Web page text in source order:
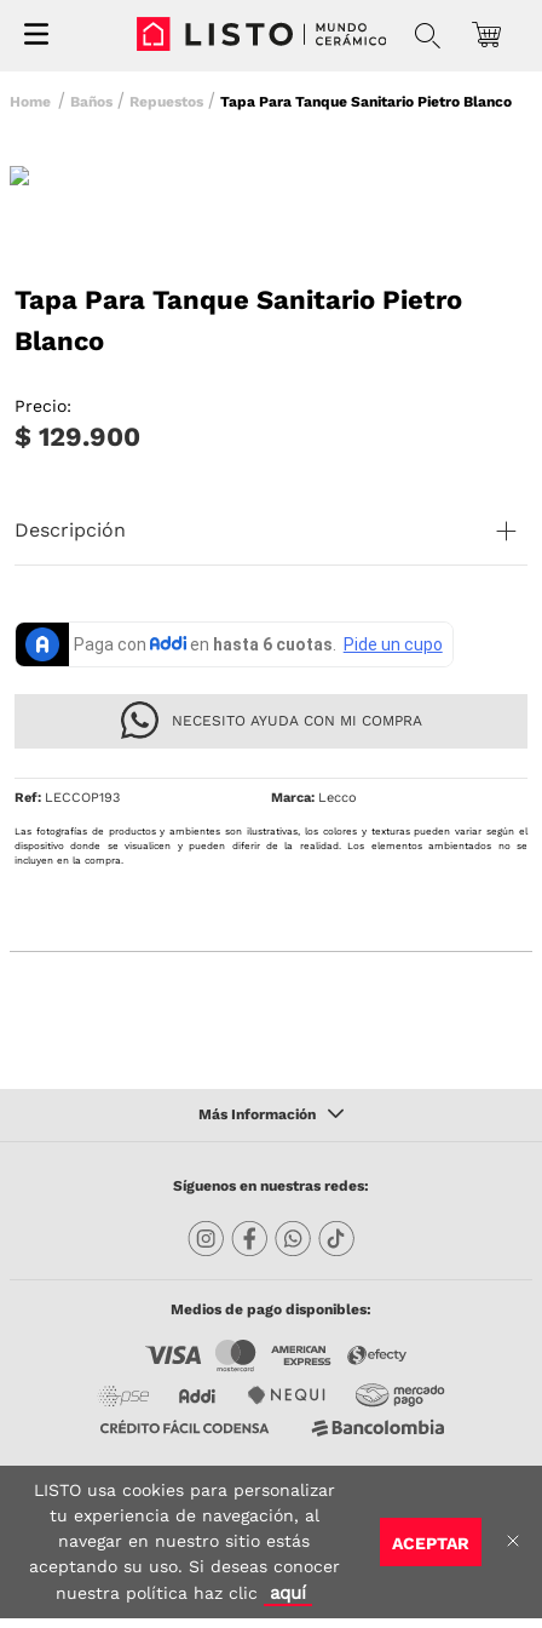
Baños Repuestos Tapa Para Tanque Sanitario Pietro Blanco
AGREGAR AL CARRITO
Tapa Para Tanque Sanitario Pietro
Blanco
Precio:
$ 129.900
Descripción
NECESITO AYUDA CON MI COMPRA
Ref: LECCOP193 Lecco
Las fotografías de productos y ambientes son ilustrativas, los colores y texturas pueden variar según el
dispositivo donde se visualicen y pueden diferir de la realidad. Los elementos ambientados no se
incluyen en la compra.
Síguenos en nuestras redes:
Medios de pago disponibles:
Copyright © 2023 TODACO S.A.S. Listo Mundo Cerámico. All Rights Reserved. Powered
by
Sitio seguro: Vigilado por: Certificado:
ACEPTAR
LISTO usa cookies para personalizar
tu experiencia de navegación, al
navegar en nuestro sitio estás
aceptando su uso. Si deseas conocer
nuestra política haz clic
aquí